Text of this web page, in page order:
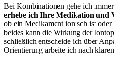
Bei⁤ Kombinationen gehe ich immer
erhebe ich⁤ Ihre Medikation und
ob ein Medikament ionisch ist
beides kann die Wirkung der
schließlich entscheide ich über
Orientierung arbeite ich nach